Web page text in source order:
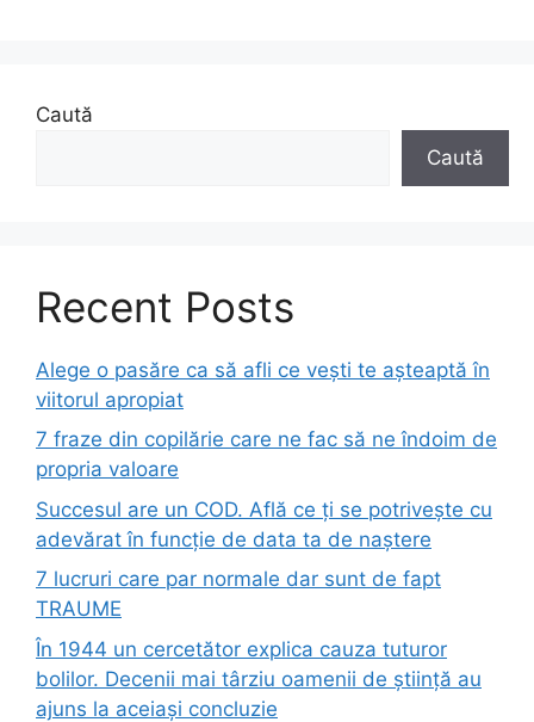
Caută
Caută
Recent Posts
Alege o pasăre ca să afli ce vești te așteaptă în
viitorul apropiat
7 fraze din copilărie care ne fac să ne îndoim de
propria valoare
Succesul are un COD. Află ce ți se potrivește cu
adevărat în funcție de data ta de naștere
7 lucruri care par normale dar sunt de fapt
TRAUME
În 1944 un cercetător explica cauza tuturor
bolilor. Decenii mai târziu oamenii de știință au
ajuns la aceiași concluzie